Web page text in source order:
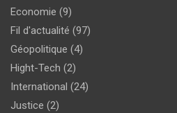
Economie (9)
Fil d'actualité (97)
Géopolitique (4)
Hight-Tech (2)
International (24)
Justice (2)